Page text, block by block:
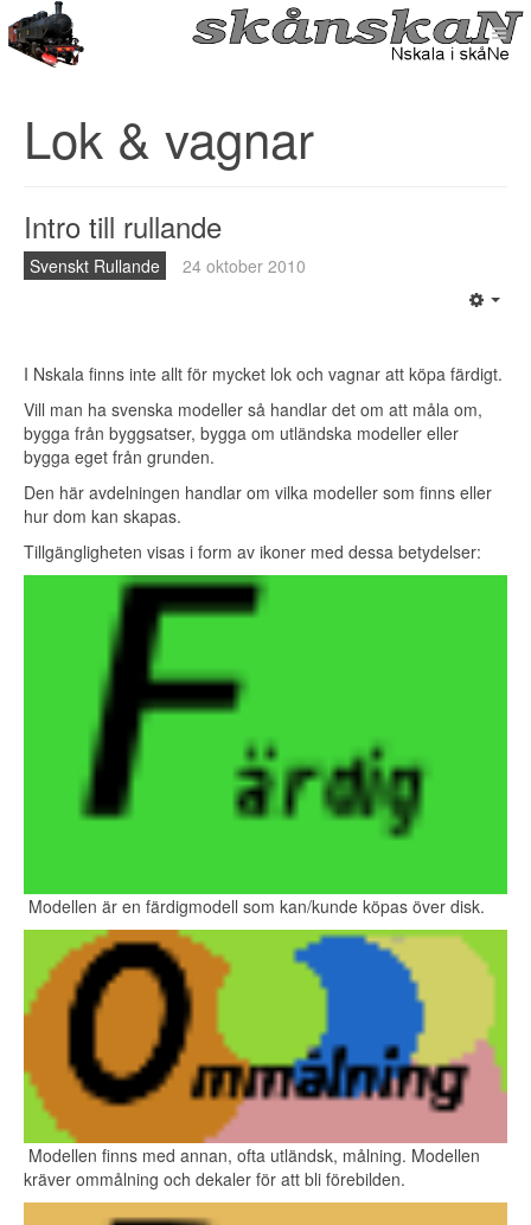
Lok & vagnar
Intro till rullande
Svenskt Rullande 24 oktober 2010
I Nskala finns inte allt för mycket lok och vagnar att köpa färdigt.
Vill man ha svenska modeller så handlar det om att måla om,
bygga från byggsatser, bygga om utländska modeller eller
bygga eget från grunden.
Den här avdelningen handlar om vilka modeller som finns eller
hur dom kan skapas.
Tillgängligheten visas i form av ikoner med dessa betydelser:
Modellen är en färdigmodell som kan/kunde köpas över disk.
Modellen finns med annan, ofta utländsk, målning. Modellen
kräver ommålning och dekaler för att bli förebilden.